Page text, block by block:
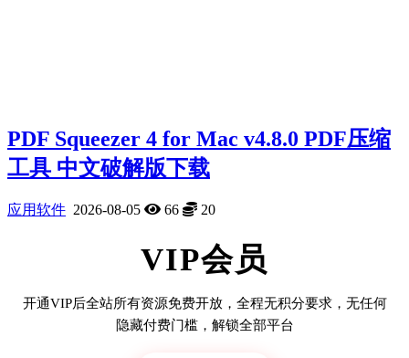
PDF Squeezer 4 for Mac v4.8.0 PDF压缩
工具 中文破解版下载
应用软件 2026-08-05 66 20
VIP会员
开通VIP后全站所有资源免费开放，全程无积分要求，无任何
隐藏付费门槛，解锁全部平台